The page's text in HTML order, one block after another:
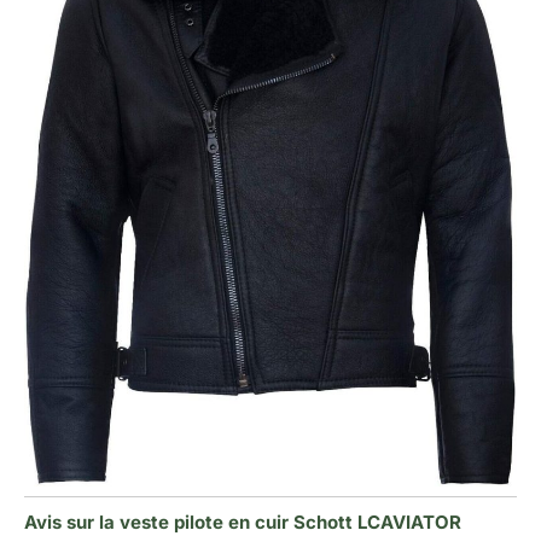
Avis sur la veste pilote en cuir Schott LCAVIATOR